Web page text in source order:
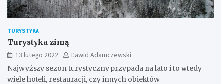
TURYSTYKA
Turystyka zimą
13 lutego 2022
Dawid Adamczewski
Najwyższy sezon turystyczny przypada na lato i to wtedy
wiele hoteli, restauracji, czy innych obiektów